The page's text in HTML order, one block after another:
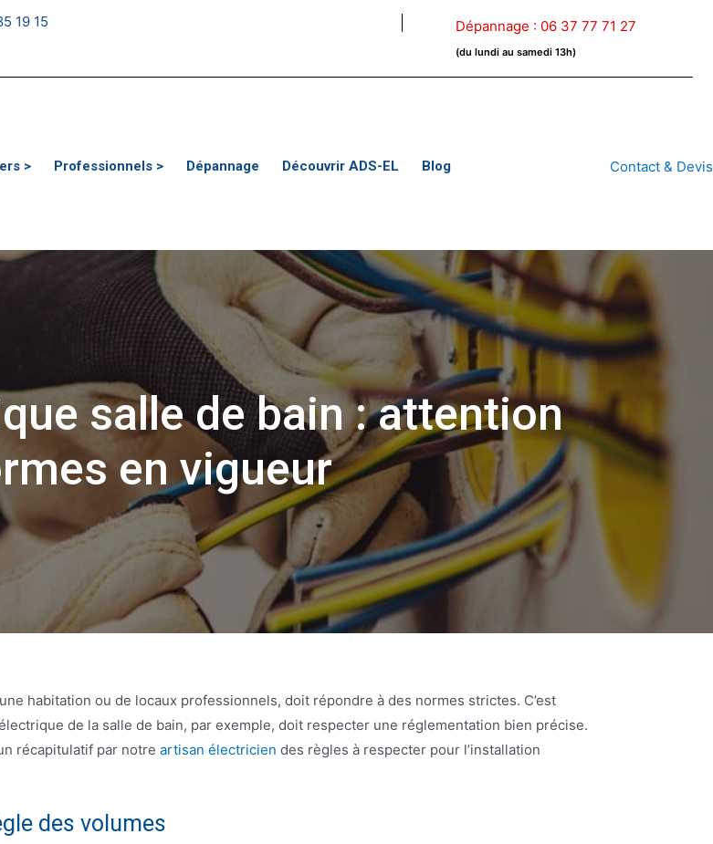
19 15 Dépannage : 06 37 77 71 27
(du lundi au samedi 13h)
> Professionnels > Dépannage Découvrir ADS-EL Blog Contact & Devis
salle de bain : attention
en vigueur
habitation ou de locaux professionnels, doit répondre à des normes strictes. C’est
électrique de la salle de bain, par exemple, doit respecter une réglementation bien précise.
récapitulatif par notre artisan électricien des règles à respecter pour l’installation
des volumes